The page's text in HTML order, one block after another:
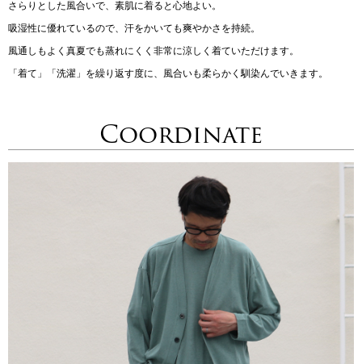
さらりとした風合いで、素肌に着ると心地よい。
吸湿性に優れているので、汗をかいても爽やかさを持続。
風通しもよく真夏でも蒸れにくく非常に涼しく着ていただけます。
「着て」「洗濯」を繰り返す度に、風合いも柔らかく馴染んでいきます。
Coordinate